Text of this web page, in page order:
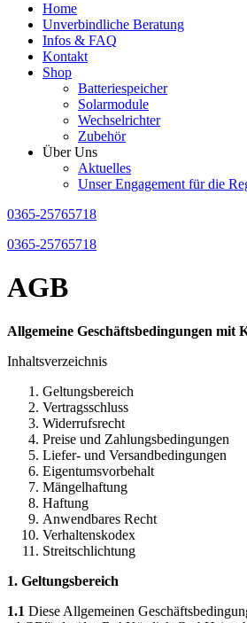
Home
Unverbindliche Beratung
Infos & FAQ
Kontakt
Shop
Batteriespeicher
Solarmodule
Wechselrichter
Zubehör
Über Uns
Aktuelles
Unser Engagement für die
0365-25765718
0365-25765718
AGB
Allgemeine Geschäftsbedingungen mit
Inhaltsverzeichnis
Geltungsbereich
Vertragsschluss
Widerrufsrecht
Preise und Zahlungsbedingungen
Liefer- und Versandbedingungen
Eigentumsvorbehalt
Mängelhaftung
Haftung
Anwendbares Recht
Verhaltenskodex
Streitschlichtung
1. Geltungsbereich
1.1 Diese Allgemeinen